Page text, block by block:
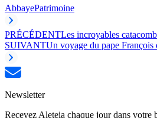
AbbayePatrimoine
PRÉCÉDENTLes incroyables
SUIVANTUn voyage du pape François
Newsletter
Recevez Aleteia chaque jour dans votre